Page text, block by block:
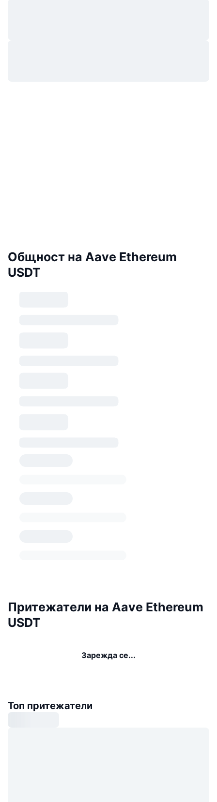
Общност на Aave Ethereum
USDT
Притежатели на Aave Ethereum
USDT
Зарежда се...
Топ притежатели